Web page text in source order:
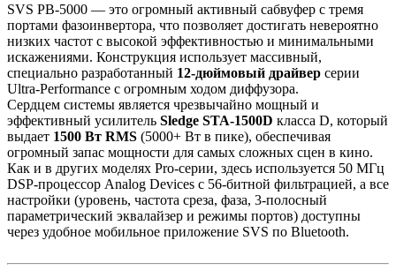
SVS PB-5000 — это огромный активный сабвуфер с тремя
портами фазоинвертора, что позволяет достигать невероятно
низких частот с высокой эффективностью и минимальными
искажениями. Конструкция использует массивный,
специально разработанный 12-дюймовый драйвер серии
Ultra-Performance с огромным ходом диффузора.
Сердцем системы является чрезвычайно мощный и
эффективный усилитель Sledge STA-1500D класса D, который
выдает 1500 Вт RMS (5000+ Вт в пике), обеспечивая
огромный запас мощности для самых сложных сцен в кино.
Как и в других моделях Pro-серии, здесь используется 50 МГц
DSP-процессор Analog Devices с 56-битной фильтрацией, а все
настройки (уровень, частота среза, фаза, 3-полосный
параметрический эквалайзер и режимы портов) доступны
через удобное мобильное приложение SVS по Bluetooth.